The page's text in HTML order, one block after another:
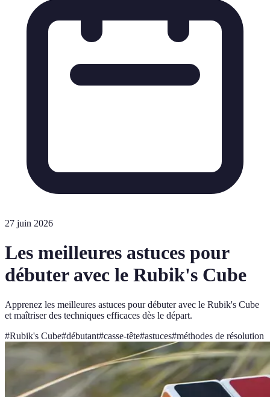
27 juin 2026
Les meilleures astuces pour
débuter avec le Rubik's Cube
Apprenez les meilleures astuces pour débuter avec le Rubik's Cube
et maîtriser des techniques efficaces dès le départ.
#Rubik's Cube#débutant#casse-tête#astuces#méthodes de résolution